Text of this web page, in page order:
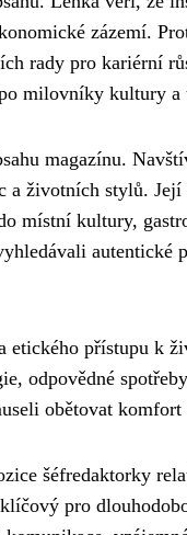
zázemí.
rady pro kariérní
milovníky kultury a
magazínu.
životních stylů. Její
místní kultury,
autentické
přístupu k
odpovědné
obětovat komfort
šéfredaktorky
pro